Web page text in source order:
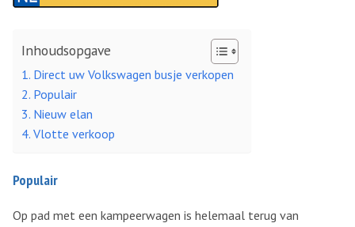
Inhoudsopgave
Direct uw Volkswagen busje verkopen
Populair
Nieuw elan
Vlotte verkoop
Populair
Op pad met een kampeerwagen is helemaal terug van